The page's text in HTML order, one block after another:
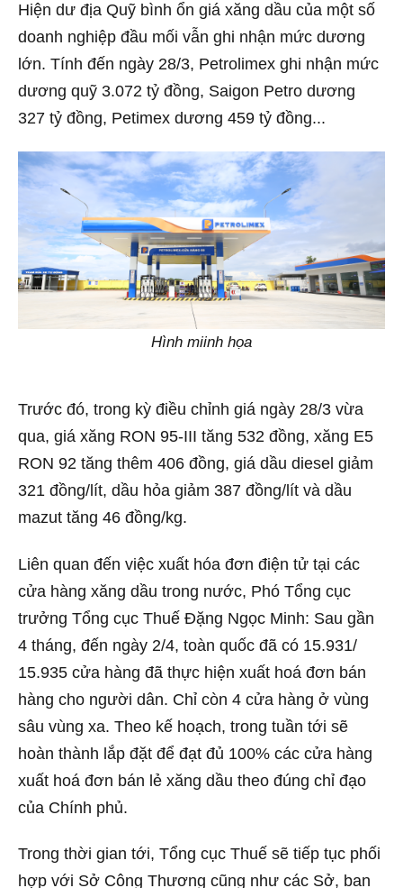
Hiện dư địa Quỹ bình ổn giá xăng dầu của một số
doanh nghiệp đầu mối vẫn ghi nhận mức dương
lớn. Tính đến ngày 28/3, Petrolimex ghi nhận mức
dương quỹ 3.072 tỷ đồng, Saigon Petro dương
327 tỷ đồng, Petimex dương 459 tỷ đồng...
Hình miinh họa
Trước đó, trong kỳ điều chỉnh giá ngày 28/3 vừa
qua, giá xăng RON 95-III tăng 532 đồng, xăng E5
RON 92 tăng thêm 406 đồng, giá dầu diesel giảm
321 đồng/lít, dầu hỏa giảm 387 đồng/lít và dầu
mazut tăng 46 đồng/kg.
Liên quan đến việc xuất hóa đơn điện tử tại các
cửa hàng xăng dầu trong nước, Phó Tổng cục
trưởng Tổng cục Thuế Đặng Ngọc Minh: Sau gần
4 tháng, đến ngày 2/4, toàn quốc đã có 15.931/
15.935 cửa hàng đã thực hiện xuất hoá đơn bán
hàng cho người dân. Chỉ còn 4 cửa hàng ở vùng
sâu vùng xa. Theo kế hoạch, trong tuần tới sẽ
hoàn thành lắp đặt để đạt đủ 100% các cửa hàng
xuất hoá đơn bán lẻ xăng dầu theo đúng chỉ đạo
của Chính phủ.
Trong thời gian tới, Tổng cục Thuế sẽ tiếp tục phối
hợp với Sở Công Thương cũng như các Sở, ban